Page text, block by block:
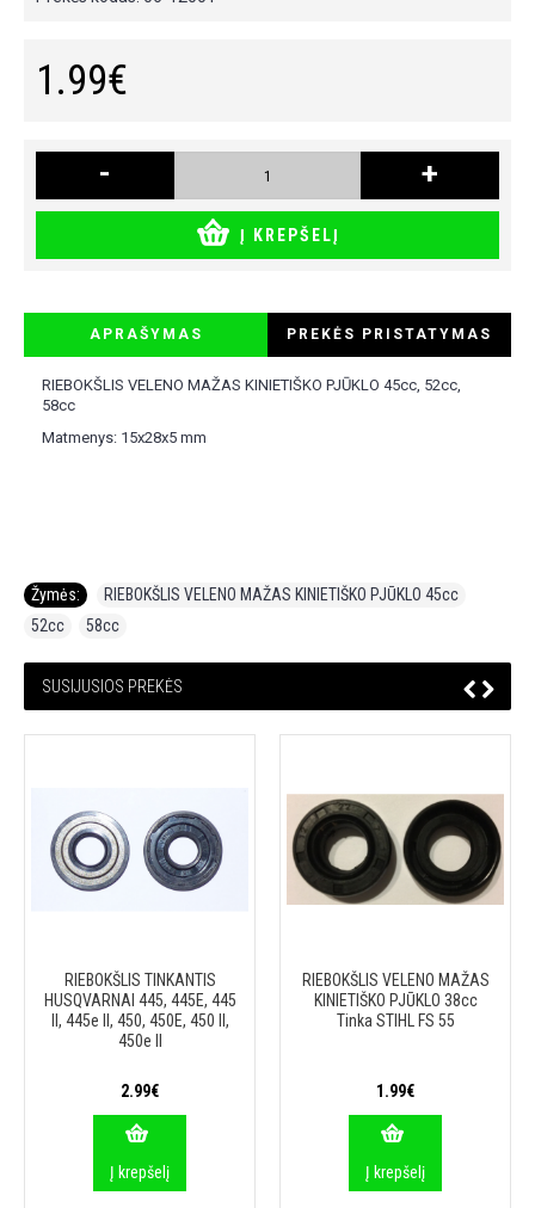
1.99€
- +
Į KREPŠELĮ
APRAŠYMAS PREKĖS PRISTATYMAS
RIEBOKŠLIS VELENO MAŽAS KINIETIŠKO PJŪKLO 45cc, 52cc,
58cc
Matmenys: 15x28x5 mm
Žymės: RIEBOKŠLIS VELENO MAŽAS KINIETIŠKO PJŪKLO 45cc
52cc
58cc
SUSIJUSIOS PREKĖS
RIEBOKŠLIS TINKANTIS
HUSQVARNAI 445, 445E, 445
II, 445e II, 450, 450E, 450 II,
450e II
2.99€
Į krepšelį
RIEBOKŠLIS VELENO MAŽAS
KINIETIŠKO PJŪKLO 38cc
Tinka STIHL FS 55
1.99€
Į krepšelį